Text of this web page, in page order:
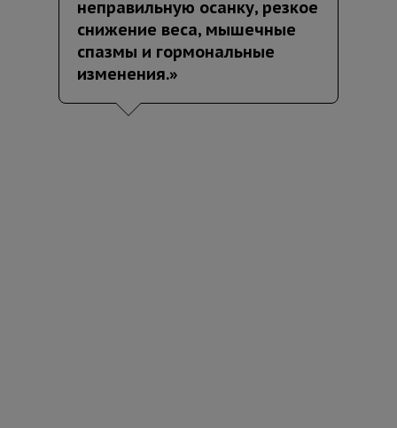
неправильную осанку, резкое
снижение веса, мышечные
спазмы и гормональные
изменения.»